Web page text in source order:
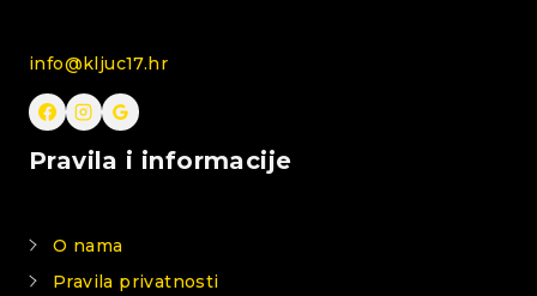
info@kljuc17.hr
Pravila i informacije
O nama
Pravila privatnosti